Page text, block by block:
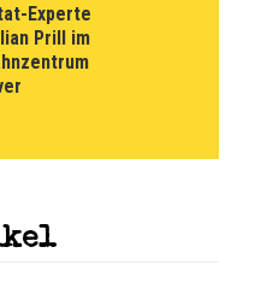
Experte
Prill im